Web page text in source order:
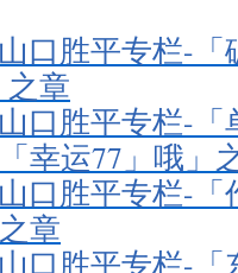
山口胜平专栏-
之章
山口胜平专栏-
幸运77」哦」
山口胜平专栏-
章
山口胜平专栏-